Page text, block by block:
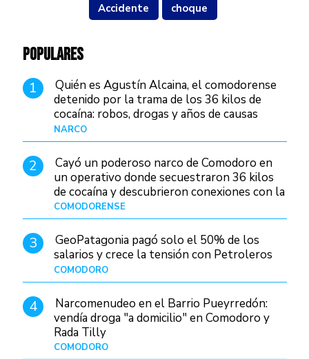
Accidente choque
POPULARES
1
Quién es Agustín Alcaina, el comodorense
detenido por la trama de los 36 kilos de
cocaína: robos, drogas y años de causas
judiciales
NARCO
2
Cayó un poderoso narco de Comodoro en
un operativo donde secuestraron 36 kilos
de cocaína y descubrieron conexiones con la
Patagonia
COMODORENSE
3
GeoPatagonia pagó solo el 50% de los
salarios y crece la tensión con Petroleros
COMODORO
4
Narcomenudeo en el Barrio Pueyrredón:
vendía droga "a domicilio" en Comodoro y
Rada Tilly
COMODORO